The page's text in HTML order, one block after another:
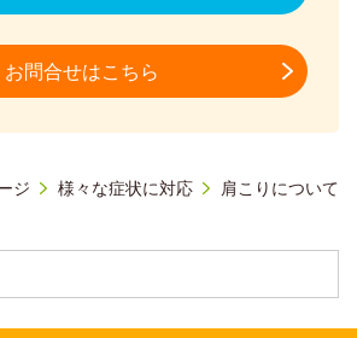
お問合せはこちら
ジ 様々な症状に対応 肩こりについて